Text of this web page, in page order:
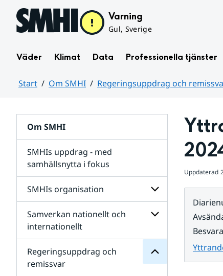
Hoppa till sidans innehåll Varning
Gul, Sverige
Väder Klimat Data Professionella tjänster
Start Om SMHI Regeringsuppdrag och
Om SMHI
SMHIs uppdrag - med
samhällsnytta i fokus
SMHIs organisation
Undersidor
organisation
Samverkan nationellt och
internationellt
Undersidor
för
Samverkan
Regeringsuppdrag och
remissvar
för
Regeringsuppdrag
remissvar
Uppdaterad